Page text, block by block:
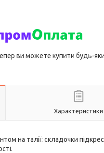
ви можете купити будь-
Характеристики
на талії: складочки